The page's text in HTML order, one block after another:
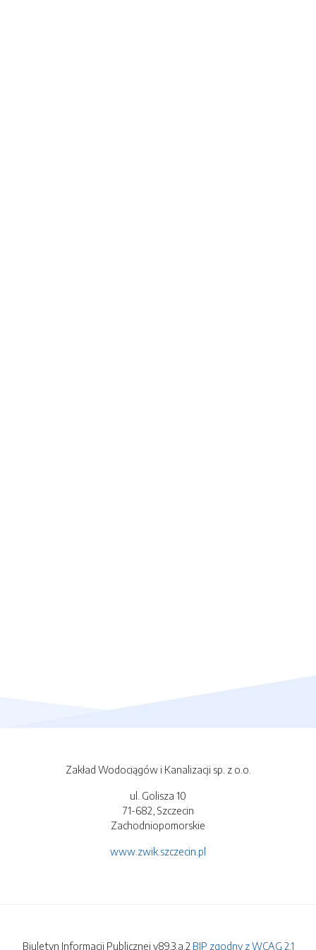
Zakład Wodociągów i Kanalizacji sp. z o.o.
ul. Golisza 10
71-682, Szczecin
Zachodniopomorskie
www.zwik.szczecin.pl
Biuletyn Informacji Publicznej v89.3.a.2 BIP zgodny z WCAG 2.1